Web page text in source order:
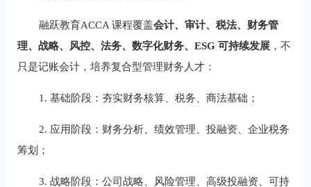
融跃教育ACCA 课程覆盖会计、审计、税法、财务管
理、战略、风控、法务、数字化财务、ESG 可持续发展 ，不
只是记账会计，培养复合型管理财务人才：
1. 基础阶段：夯实财务核算、税务、商法基础；
2. 应用阶段：财务分析、绩效管理、投融资、企业税务
筹划；
3. 战略阶段：公司战略、风险管理、高级投融资、可持